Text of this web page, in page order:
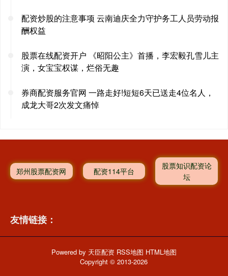
配资炒股的注意事项 云南迪庆全力守护务工人员劳动报
酬权益
股票在线配资开户 《昭阳公主》首播，李宏毅孔雪儿主
演，女宝宝权谋，烂俗无趣
券商配资服务官网 一路走好!短短6天已送走4位名人，
成龙大哥2次发文痛悼
郑州股票配资网 配资114平台
股票知识配资论
坛
友情链接：
Powered by 天臣配资 RSS地图 HTML地图
Copyright© 2013-2026